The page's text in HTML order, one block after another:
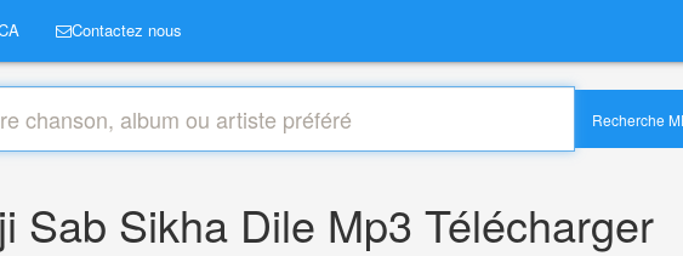
Contactez nous
Recherche
Sab Sikha Dile Mp3 Télécharger